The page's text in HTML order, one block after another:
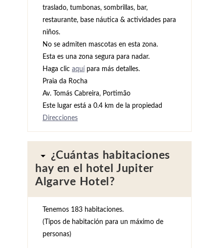
traslado, tumbonas, sombrillas, bar,
restaurante, base náutica & actividades para
niños.
No se admiten mascotas en esta zona.
Esta es una zona segura para nadar.
Haga clic aquí para más detalles.
Praia da Rocha
Av. Tomás Cabreira, Portimão
Este lugar está a 0.4 km de la propiedad
Direcciones
¿Cuántas habitaciones
hay en el hotel Jupiter
Algarve Hotel?
Tenemos 183 habitaciones.
(Tipos de habitación para un máximo de
personas)